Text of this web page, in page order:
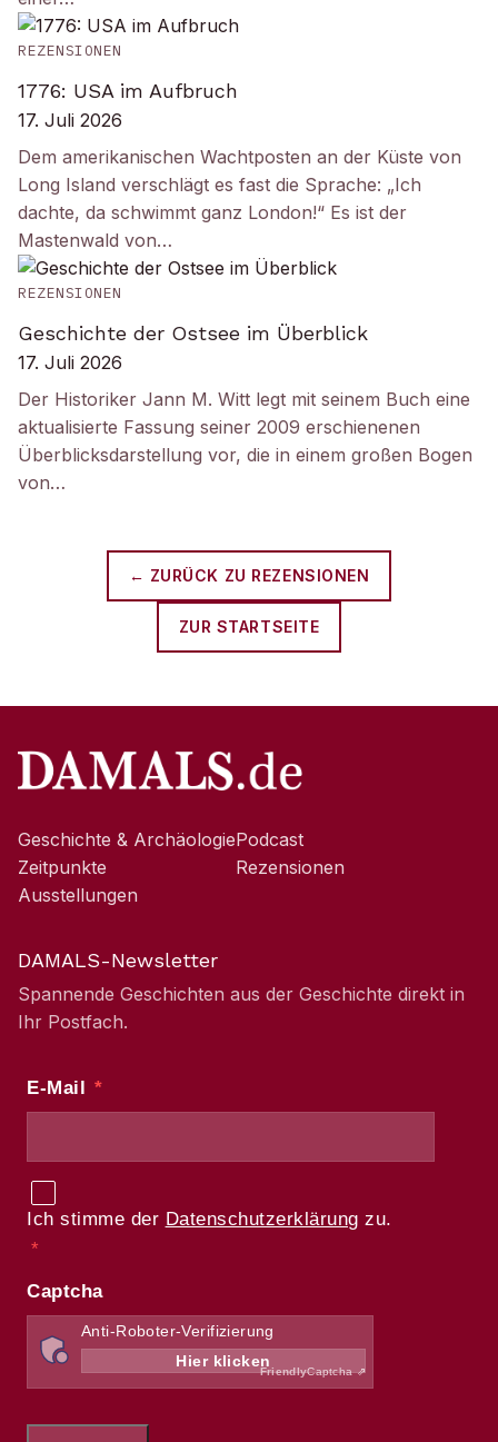
REZENSIONEN
1776: USA im Aufbruch
17. Juli 2026
Dem amerikanischen Wachtposten an der Küste von
Long Island verschlägt es fast die Sprache: „Ich
dachte, da schwimmt ganz London!“ Es ist der
Mastenwald von…
REZENSIONEN
Geschichte der Ostsee im Überblick
17. Juli 2026
Der Historiker Jann M. Witt legt mit seinem Buch eine
aktualisierte Fassung seiner 2009 erschienenen
Überblicksdarstellung vor, die in einem großen Bogen
von…
← ZURÜCK ZU REZENSIONEN
ZUR STARTSEITE
Geschichte & Archäologie
Zeitpunkte
Ausstellungen
Podcast
Rezensionen
DAMALS-Newsletter
Spannende Geschichten aus der Geschichte direkt in
Ihr Postfach.